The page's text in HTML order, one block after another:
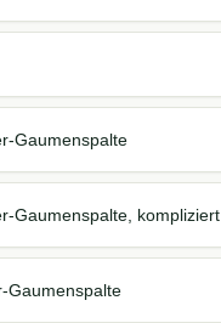
Gaumenspalte
Gaumenspalte, kompliziert
Gaumenspalte